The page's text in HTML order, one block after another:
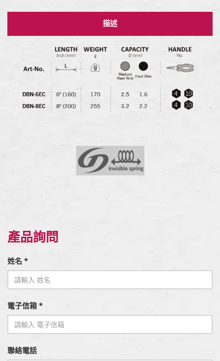
描述
產品詢問
姓名 *
電子信箱 *
聯絡電話